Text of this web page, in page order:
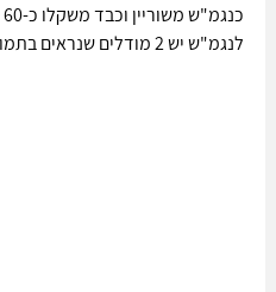
לנגמ"ש יש 2 מודלים שנראים בתמונות מס'- 1 ו-2 למטה.